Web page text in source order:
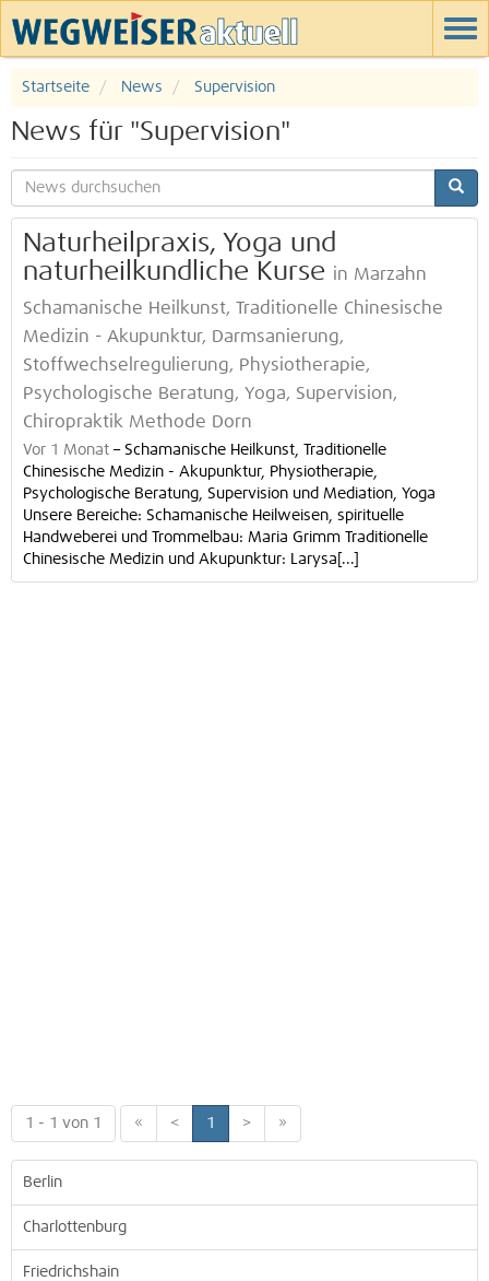
Startseite News Supervision
News für "Supervision"
Naturheilpraxis, Yoga und
naturheilkundliche Kurse in Marzahn
Schamanische Heilkunst, Traditionelle Chinesische
Medizin - Akupunktur, Darmsanierung,
Stoffwechselregulierung, Physiotherapie,
Psychologische Beratung, Yoga, Supervision,
Chiropraktik Methode Dorn
Vor 1 Monat – Schamanische Heilkunst, Traditionelle
Chinesische Medizin - Akupunktur, Physiotherapie,
Psychologische Beratung, Supervision und Mediation, Yoga
Unsere Bereiche: Schamanische Heilweisen, spirituelle
Handweberei und Trommelbau: Maria Grimm Traditionelle
Chinesische Medizin und Akupunktur: Larysa[...]
1 - 1 von 1 « < 1 > »
Berlin
Charlottenburg
Friedrichshain